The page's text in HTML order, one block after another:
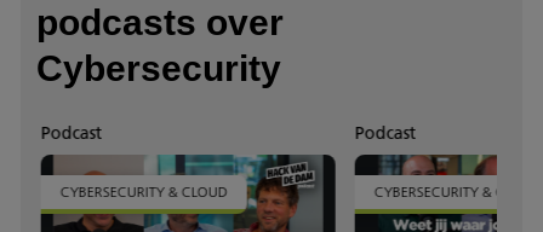
podcasts over
Cybersecurity
Podcast
CYBERSECURITY & CLOUD
Podcast
CYBERSECURITY & CLOUD